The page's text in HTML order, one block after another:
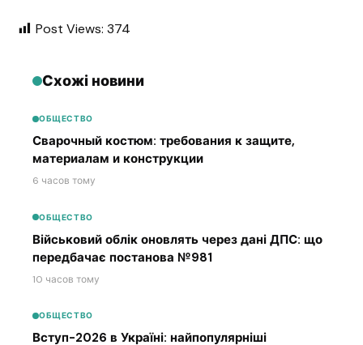
Post Views: 374
Схожі новини
ОБЩЕСТВО
Сварочный костюм: требования к защите,
материалам и конструкции
6 часов тому
ОБЩЕСТВО
Військовий облік оновлять через дані ДПС: що
передбачає постанова №981
10 часов тому
ОБЩЕСТВО
Вступ-2026 в Україні: найпопулярніші